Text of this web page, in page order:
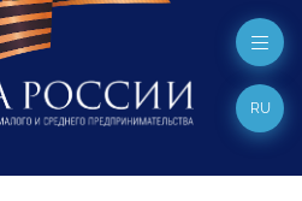
RU